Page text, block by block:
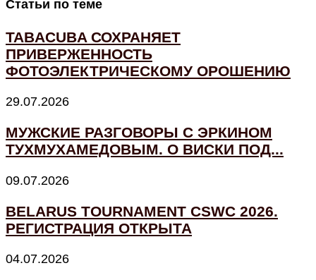
Статьи по теме
TABACUBA СОХРАНЯЕТ
ПРИВЕРЖЕННОСТЬ
ФОТОЭЛЕКТРИЧЕСКОМУ ОРОШЕНИЮ
29.07.2026
МУЖСКИЕ РАЗГОВОРЫ С ЭРКИНОМ
ТУХМУХАМЕДОВЫМ. О ВИСКИ ПОД...
09.07.2026
BELARUS TOURNAMENT CSWC 2026.
РЕГИСТРАЦИЯ ОТКРЫТА
04.07.2026